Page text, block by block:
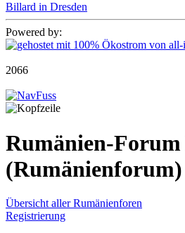
Billard in Dresden
Powered by:
2066
Rumänien-
(Rumänienforum)
Übersicht aller Rumänienforen
Registrierung